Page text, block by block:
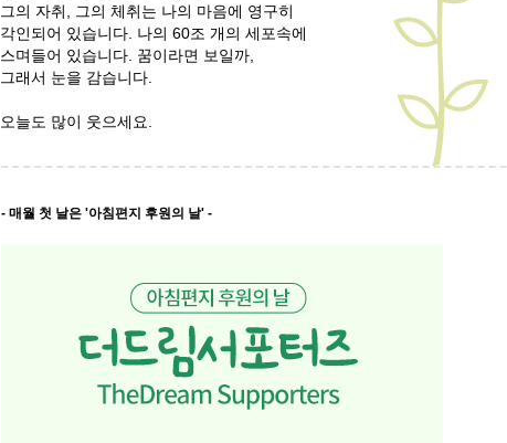
그의 자취, 그의 체취는 나의 마음에 영구히
각인되어 있습니다. 나의 60조 개의 세포속에
스며들어 있습니다. 꿈이라면 보일까,
그래서 눈을 감습니다.
오늘도 많이 웃으세요.
- 매월 첫 날은 '아침편지 후원의 날' -